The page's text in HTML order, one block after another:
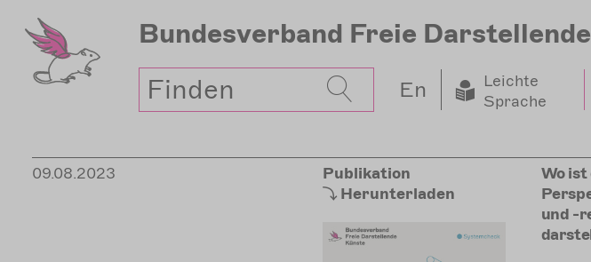
zum
Inhalt
Bundesverband Freie
Suche
En
Leichte
Sprache
09.08.2023
Publikation
Herunterladen
Wo ist
und -